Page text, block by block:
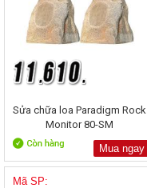
Sửa chữa loa Paradigm Rock
Monitor 80-SM
Mua ngay
Mã SP: